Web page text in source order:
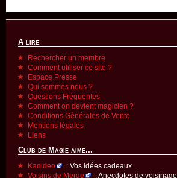
A lire
Rechercher un membre
Comment utiliser ce site ?
Espace Presse
Qui sommes nous ?
Questions Fréquentes
Comment on devient magicien ?
Conditions Générales de Vente
Mentions légales
Liens
Club de Magie aime...
Kadideo
: Vos idées cadeaux
Voisins de Merde
: Anecdotes de voisinage